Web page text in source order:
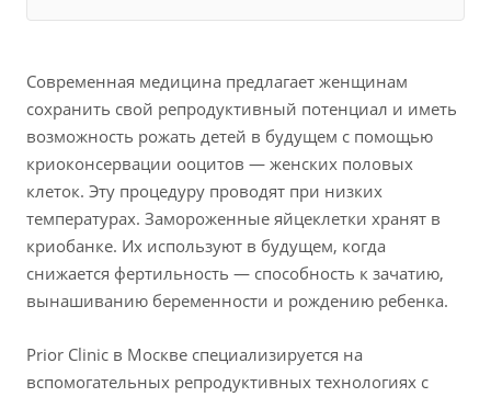
Современная медицина предлагает женщинам
сохранить свой репродуктивный потенциал и иметь
возможность рожать детей в будущем с помощью
криоконсервации ооцитов — женских половых
клеток. Эту процедуру проводят при низких
температурах. Замороженные яйцеклетки хранят в
криобанке. Их используют в будущем, когда
снижается фертильность — способность к зачатию,
вынашиванию беременности и рождению ребенка.
Prior Clinic в Москве специализируется на
вспомогательных репродуктивных технологиях с